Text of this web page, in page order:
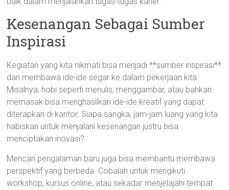
Kesenangan Sebagai Sumber
Inspirasi
Kegiatan yang kita nikmati bisa menjadi **sumber inspirasi**
dan membawa ide-ide segar ke dalam pekerjaan kita.
Misalnya, hobi seperti menulis, menggambar, atau bahkan
memasak bisa menghasilkan ide-ide kreatif yang dapat
diterapkan di kantor. Siapa sangka, jam-jam luang yang kita
habiskan untuk menjalani kesenangan justru bisa
menciptakan inovasi?
Mencari pengalaman baru juga bisa membantu membawa
perspektif yang berbeda. Cobalah untuk mengikuti
workshop, kursus online, atau sekadar menjelajahi tempat